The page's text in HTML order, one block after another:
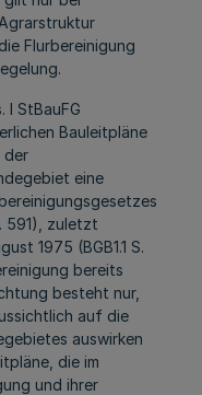
Flurbereinigung
l StBauFG
Bauleitpläne
der
eine
591), zuletzt
1975 (BGB1.1 S.
bereits
besteht nur,
auf die
auswirken
die im
und ihrer